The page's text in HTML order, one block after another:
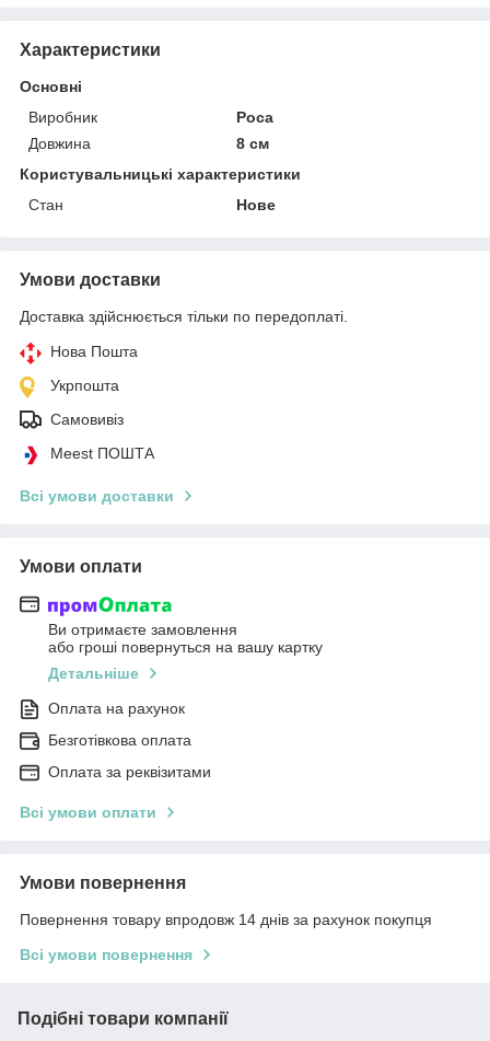
Характеристики
Основні
Виробник
Роса
Довжина
8 см
Користувальницькі характеристики
Стан
Нове
Умови доставки
Доставка здійснюється тільки по передоплаті.
Нова Пошта
Укрпошта
Самовивіз
Meest ПОШТА
Всі умови доставки
Умови оплати
Ви отримаєте замовлення
або гроші повернуться на вашу картку
Детальніше
Оплата на рахунок
Безготівкова оплата
Оплата за реквізитами
Всі умови оплати
Умови повернення
Повернення товару впродовж 14 днів за рахунок покупця
Всі умови повернення
Подібні товари компанії